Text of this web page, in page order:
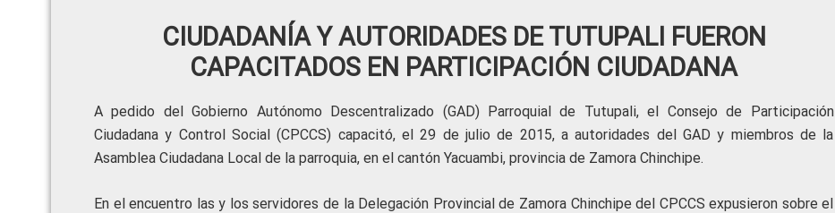
CIUDADANÍA Y AUTORIDADES DE TUTUPALI FUERON
CAPACITADOS EN PARTICIPACIÓN CIUDADANA
A pedido del Gobierno Autónomo Descentralizado (GAD) Parroquial de Tutupali, el Consejo de Participación
Ciudadana y Control Social (CPCCS) capacitó, el 29 de julio de 2015, a autoridades del GAD y miembros de la
Asamblea Ciudadana Local de la parroquia, en el cantón Yacuambi, provincia de Zamora Chinchipe.
En el encuentro las y los servidores de la Delegación Provincial de Zamora Chinchipe del CPCCS expusieron sobre el